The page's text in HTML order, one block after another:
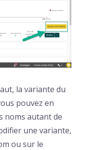
la variante du
pouvez en
noms autant de
une variante,
ou sur le